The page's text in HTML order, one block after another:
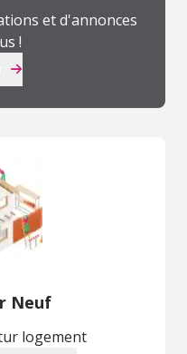
et d'annonces
!
Neuf
logement